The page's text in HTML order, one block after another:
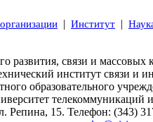
| Институт |
развития, связи и
институт связи и
образовательного
телекоммуникаций
Репина, 15. Телефон: (343)